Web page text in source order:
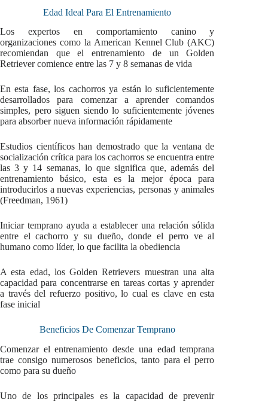
Edad Ideal Para El Entrenamiento
Los expertos en comportamiento canino y
organizaciones como la American Kennel Club (AKC)
recomiendan que el entrenamiento de un Golden
Retriever comience entre las 7 y 8 semanas de vida
En esta fase, los cachorros ya están lo suficientemente
desarrollados para comenzar a aprender comandos
simples, pero siguen siendo lo suficientemente jóvenes
para absorber nueva información rápidamente
Estudios científicos han demostrado que la ventana de
socialización crítica para los cachorros se encuentra entre
las 3 y 14 semanas, lo que significa que, además del
entrenamiento básico, esta es la mejor época para
introducirlos a nuevas experiencias, personas y animales
(Freedman, 1961)
Iniciar temprano ayuda a establecer una relación sólida
entre el cachorro y su dueño, donde el perro ve al
humano como líder, lo que facilita la obediencia
A esta edad, los Golden Retrievers muestran una alta
capacidad para concentrarse en tareas cortas y aprender
a través del refuerzo positivo, lo cual es clave en esta
fase inicial
Beneficios De Comenzar Temprano
Comenzar el entrenamiento desde una edad temprana
trae consigo numerosos beneficios, tanto para el perro
como para su dueño
Uno de los principales es la capacidad de prevenir